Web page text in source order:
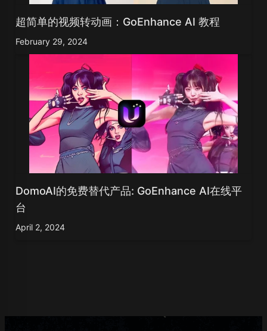
超简单的视频转动画：GoEnhance AI 教程
February 29, 2024
DomoAI的免费替代产品: GoEnhance AI在线平
台
April 2, 2024